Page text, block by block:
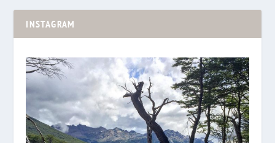
INSTAGRAM